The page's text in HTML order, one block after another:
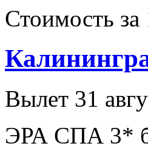
Стоимость
Вылет 31
ЭРА СПА 3*